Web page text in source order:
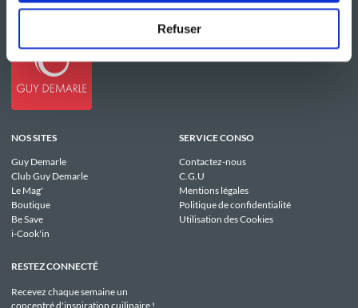
Refuser
NOS SITES
Guy Demarle
Club Guy Demarle
Le Mag'
Boutique
Be Save
i-Cook'in
SERVICE CONSO
Contactez-nous
C.G.U
Mentions légales
Politique de confidentialité
Utilisation des Cookies
RESTEZ CONNECTÉ
Recevez chaque semaine un
concentré d'inspiration cuilinaire !